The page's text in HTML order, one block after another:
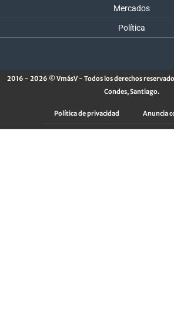
Mercados
Política
2016 - 2026 © VmásV - Todos los derechos
Condes, Santiago.
Política de privacidad Anuncia